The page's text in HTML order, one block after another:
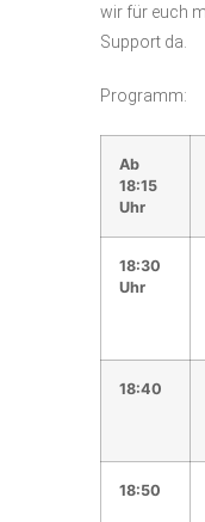
wir für euch
Support da.
Programm:
Ab
18:15
Uhr
18:30
Uhr
18:40
18:50